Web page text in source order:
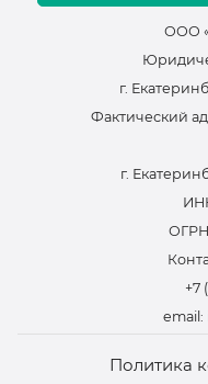
ООО
г.
Фактический
г.
+7
email:
Политика